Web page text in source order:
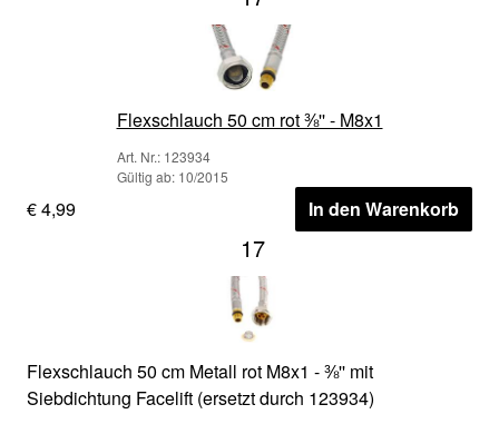
Flexschlauch 50 cm rot ⅜'' - M8x1
Art. Nr.: 123934
Gültig ab: 10/2015
€ 4,99 In den Warenkorb
17
Flexschlauch 50 cm Metall rot M8x1 - ⅜'' mit
Siebdichtung Facelift (ersetzt durch 123934)